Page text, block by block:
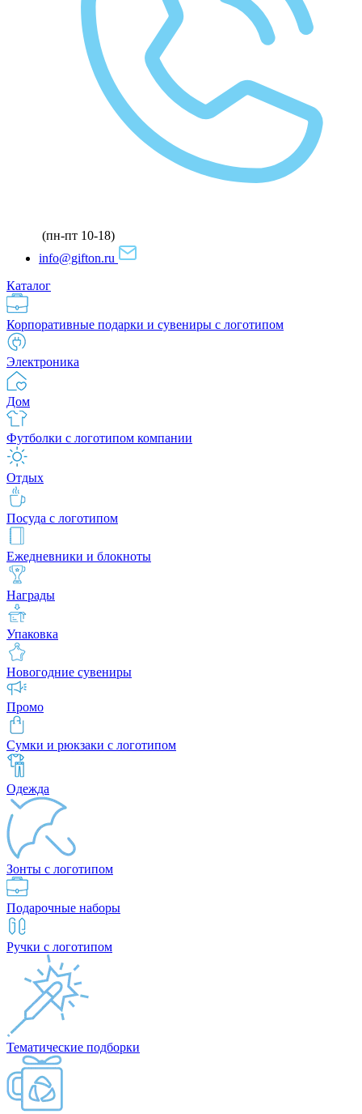
(пн-пт 10-18)
info@gifton.ru
Каталог
Корпоративные подарки и сувениры с логотипом
Электроника
Дом
Футболки с логотипом компании
Отдых
Посуда с логотипом
Ежедневники и блокноты
Награды
Упаковка
Новогодние сувениры
Промо
Сумки и рюкзаки с логотипом
Одежда
Зонты с логотипом
Подарочные наборы
Ручки с логотипом
Тематические подборки